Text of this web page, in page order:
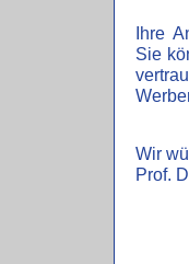
Ihre
Sie
Wir
Prof.